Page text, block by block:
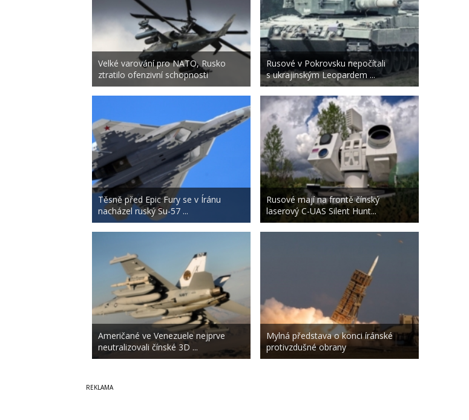
Velké varování pro NATO, Rusko
ztratilo ofenzivní schopnosti
Těsně před Epic Fury se v Íránu
nacházel ruský Su-57 ...
Američané ve Venezuele nejprve
neutralizovali čínské 3D ...
Rusové v Pokrovsku nepočítali
s ukrajinským Leopardem ...
Rusové mají na frontě čínský
laserový C-UAS Silent Hunt...
Mylná představa o konci íránské
protivzdušné obrany